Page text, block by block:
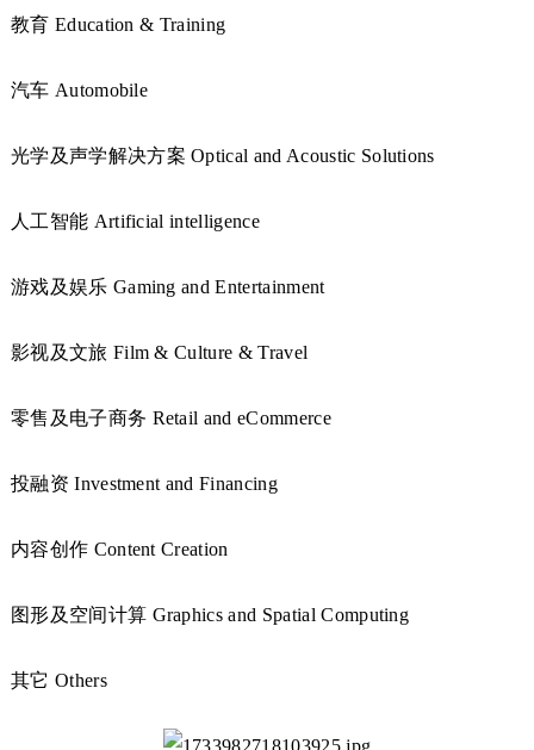
教育 Education & Training
汽车 Automobile
光学及声学解决方案 Optical and Acoustic Solutions
人工智能 Artificial intelligence
游戏及娱乐 Gaming and Entertainment
影视及文旅 Film & Culture & Travel
零售及电子商务 Retail and eCommerce
投融资 Investment and Financing
内容创作 Content Creation
图形及空间计算 Graphics and Spatial Computing
其它 Others